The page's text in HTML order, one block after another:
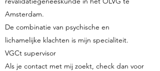
Amsterdam.
De combinatie van psychische en
lichamelijke klachten is mijn specialiteit.
VGCt supervisor
Als je contact met mij zoekt, check dan voor